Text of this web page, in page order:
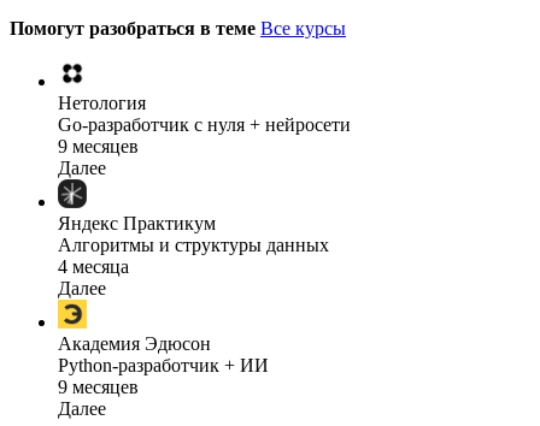
Помогут разобраться в теме Все курсы
Нетология
Go-разработчик с нуля + нейросети
9 месяцев
Далее
Яндекс Практикум
Алгоритмы и структуры данных
4 месяца
Далее
Академия Эдюсон
Python-разработчик + ИИ
9 месяцев
Далее